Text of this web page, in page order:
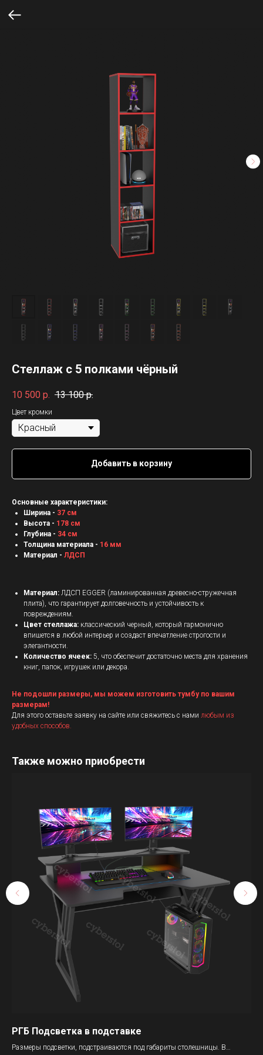
Стеллаж с 5 полками чёрный
10 500 р. 13 100 р.
Цвет кромки
Добавить в корзину
Основные характеристики:
Ширина - 37 см
Высота - 178 см
Глубина - 34 см
Толщина материала - 16 мм
Материал - ЛДСП
Материал: ЛДСП EGGER (ламинированная древесно-стружечная
плита), что гарантирует долговечность и устойчивость к
повреждениям.
Цвет стеллажа: классический черный, который гармонично
впишется в любой интерьер и создаст впечатление строгости и
элегантности.
Количество ячеек: 5, что обеспечит достаточно места для хранения
книг, папок, игрушек или декора.
Не подошли размеры, мы можем изготовить тумбу по вашим
размерам!
Для этого оставьте заявку на сайте или свяжитесь с нами любым из
удобных способов.
Также можно приобрести
РГБ Подсветка в подставке
Размеры подсветки, подстраиваются под габариты столешницы. В